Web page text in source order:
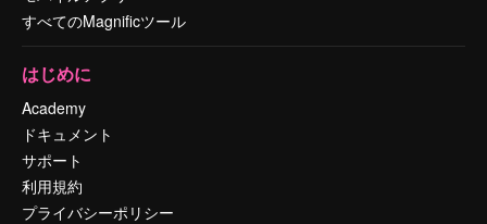
すべてのMagnificツール
はじめに
Academy
ドキュメント
サポート
利用規約
プライバシーポリシー